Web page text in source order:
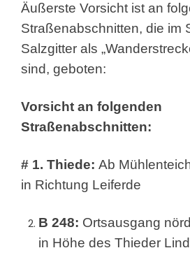
Äußerste Vorsicht ist an
Straßenabschnitten, die im
Salzgitter als
sind, geboten:
Vorsicht an folgenden
Straßenabschnitten:
# 1. Thiede: Ab
in Richtung Leiferde
B 248: Ortsausgang
in Höhe des Thieder